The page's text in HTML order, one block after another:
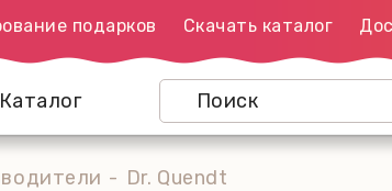
подарков Скачать каталог
Каталог
Dr. Quendt